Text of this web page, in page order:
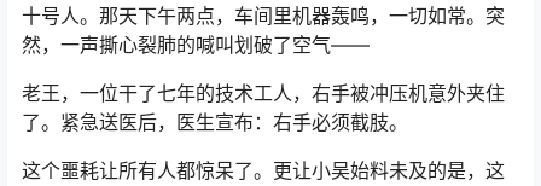
十号人。那天下午两点，车间里机器轰鸣，一切如常。突
然，一声撕心裂肺的喊叫划破了空气——
老王，一位干了七年的技术工人，右手被冲压机意外夹住
了。紧急送医后，医生宣布：右手必须截肢。
这个噩耗让所有人都惊呆了。更让小吴始料未及的是，这